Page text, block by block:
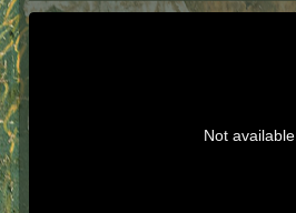
Not available